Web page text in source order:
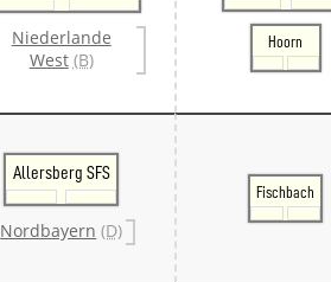
Niederlande
West (B)
Hoorn
Allersberg SFS
Nordbayern (D)
Fischbach